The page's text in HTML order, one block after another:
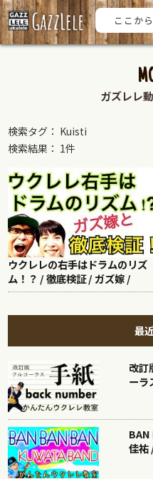
ガズレレ
検索タグ： Kuisti
検索結果： 1件
ウクレレの右手はドラムのリズ
ム！？ / 徹底検証 / ガズ嫁 /
最
改
ーラ
BAN
佳祐